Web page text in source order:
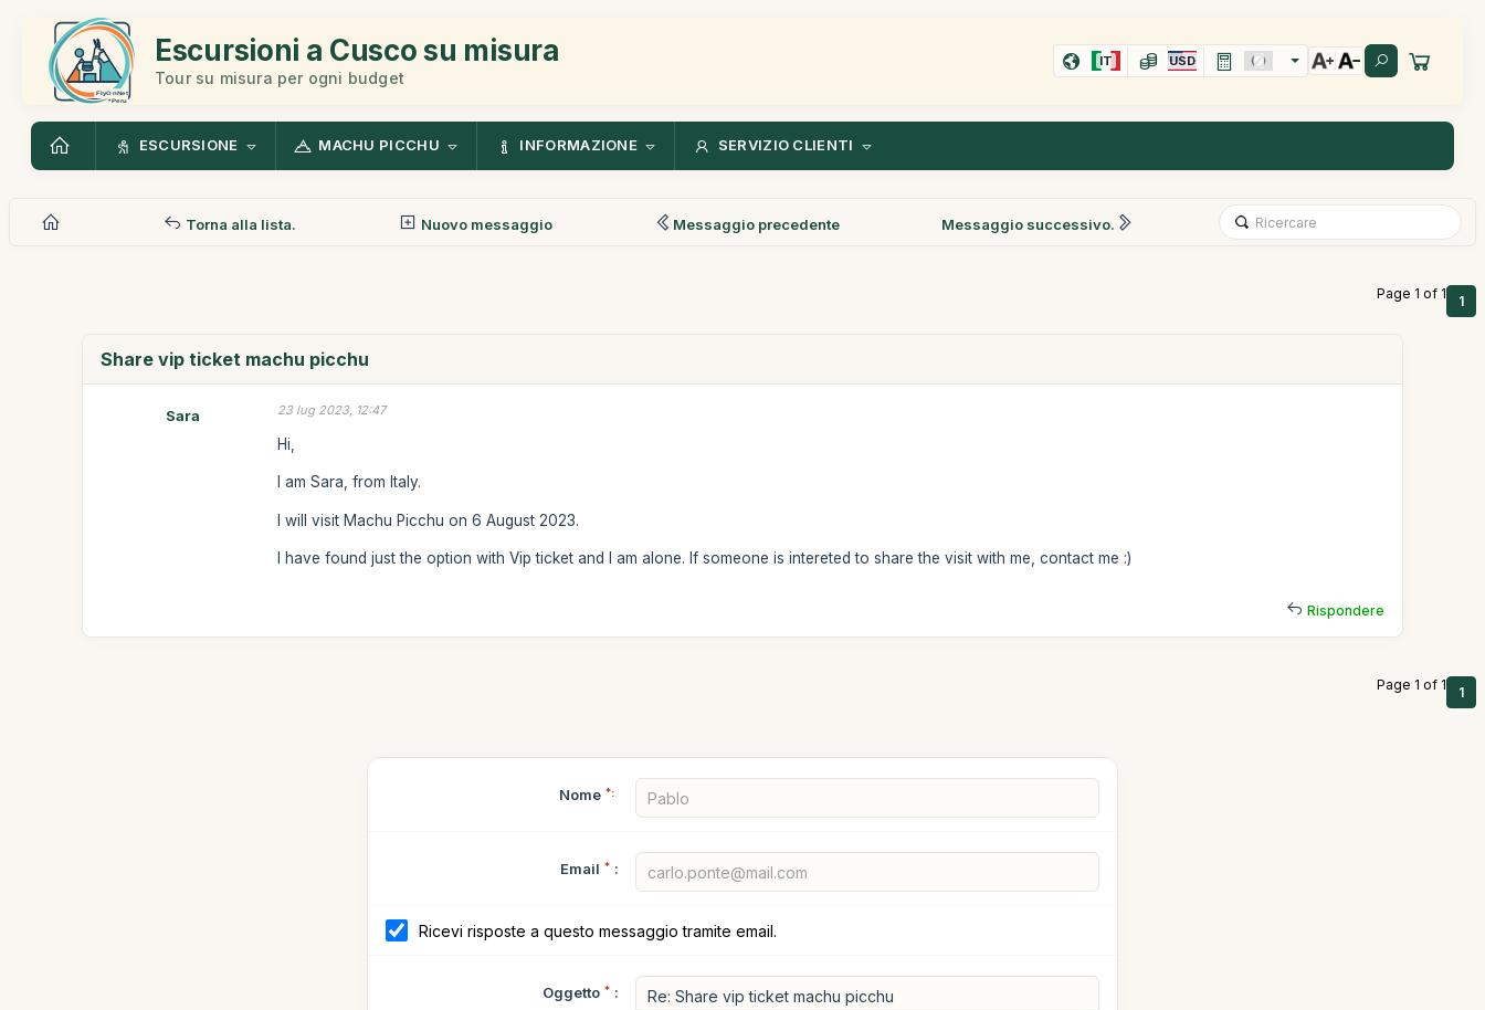
Escursioni a Cusco su misura
Tour su misura per ogni budget
IT USD
ESCURSIONE MACHU PICCHU INFORMAZIONE SERVIZIO CLIENTI
Torna alla lista. Nuovo messaggio Messaggio precedente Messaggio successivo.
Page 1 of 1 1
Share vip ticket machu picchu
Sara 23 lug 2023, 12:47
Hi,
I am Sara, from Italy.
I will visit Machu Picchu on 6 August 2023.
I have found just the option with Vip ticket and I am alone. If someone is intereted to share the visit with me, contact me :)
Rispondere
Page 1 of 1 1
Nome *:
Email * :
Ricevi risposte a questo messaggio tramite email.
Oggetto * :